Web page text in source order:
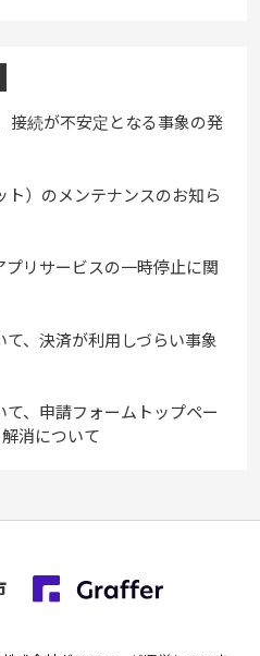
接続が不安定となる事象の発
）のメンテナンスのお知ら
リサービスの一時停止に関
、決済が利用しづらい事象
、申請フォームトップペー
消について